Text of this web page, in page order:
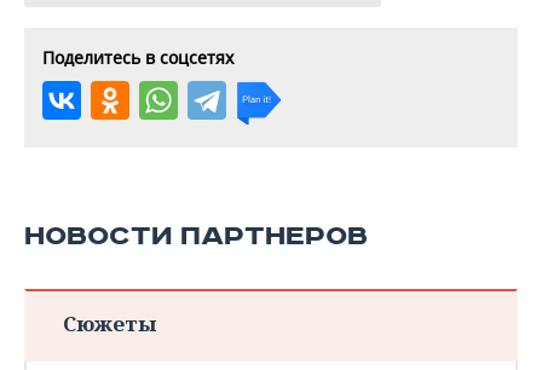
Поделитесь в соцсетях
НОВОСТИ ПАРТНЕРОВ
Сюжеты